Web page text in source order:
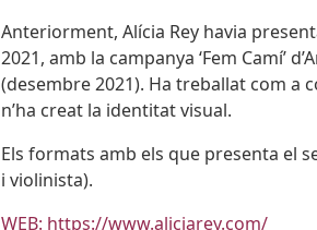
Anteriorment, Alícia Rey havia
2021, amb la campanya ‘Fem Camí’
(desembre 2021). Ha treballat com
n’ha creat la identitat visual.
Els formats amb els que presenta el
i violinista).
WEB: https://www.aliciarey.com/